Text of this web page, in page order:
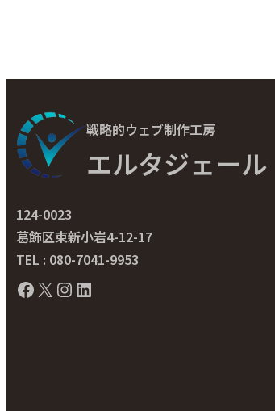
戦略的ウェブ制作工房
エルタジェール
124-0023
葛飾区東新小岩4-12-17
TEL : 080-7041-9953
Facebook X InstagramLinkedIn